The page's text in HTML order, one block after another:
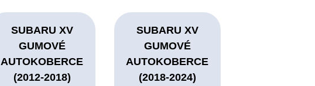
SUBARU XV
GUMOVÉ
AUTOKOBERCE
(2012-2018)
SUBARU XV
GUMOVÉ
AUTOKOBERCE
(2018-2024)